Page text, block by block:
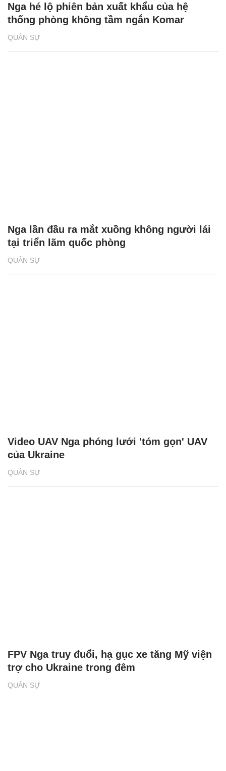
QUÂN SỰ
Nga hé lộ phiên bản xuất khẩu của hệ
thống phòng không tầm ngắn Komar
QUÂN SỰ
Nga lần đầu ra mắt xuồng không người lái
tại triển lãm quốc phòng
QUÂN SỰ
Video UAV Nga phóng lưới 'tóm gọn' UAV
của Ukraine
QUÂN SỰ
FPV Nga truy đuổi, hạ gục xe tăng Mỹ viện
trợ cho Ukraine trong đêm